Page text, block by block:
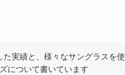
実績と、様々なサングラスを使
について書いています